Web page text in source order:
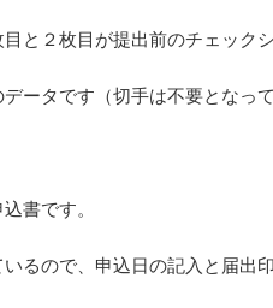
と２枚目が提出前のチェック
ータです（切手は不要となって
書です。
るので、申込日の記入と届出